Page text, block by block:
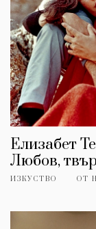
Елизабет
Любов,
ИЗКУСТВО ОТ